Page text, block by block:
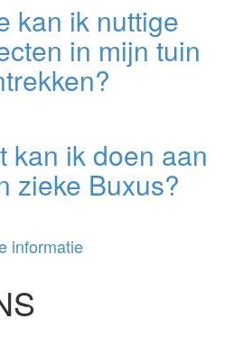
kan ik nuttige
in mijn tuin
kan ik doen aan
zieke Buxus?
informatie